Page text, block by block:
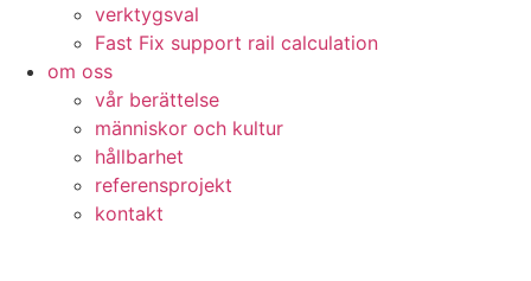
verktygsval
Fast Fix support rail calculation
om oss
vår berättelse
människor och kultur
hållbarhet
referensprojekt
kontakt